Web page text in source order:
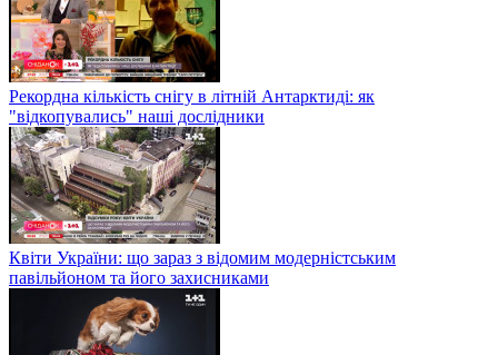
Рекордна кількість снігу в літній Антарктиді: як
"відкопувались" наші дослідники
Квіти України: що зараз з відомим модерністським
павільйоном та його захисниками